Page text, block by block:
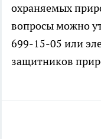
охраняемых
вопросы можно
699-15-05 или
защитников